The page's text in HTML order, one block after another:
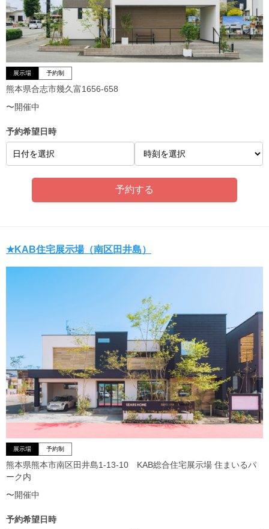
展示場 予約制
熊本県合志市幾久富1656-658
〜開催中
予約希望日時
日付を選択
★KAB住宅展示場（南区田井島）
展示場 予約制
熊本県熊本市南区田井島1-13-10 KAB総合住宅展示場 住まいるパ
ーク内
〜開催中
予約希望日時